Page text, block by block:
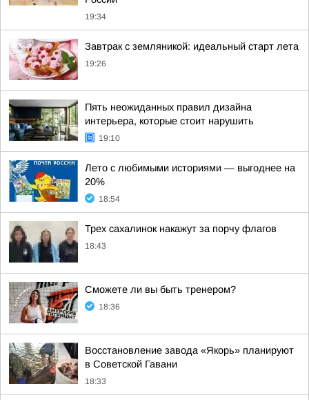
19:34
Завтрак с земляникой: идеальный старт лета
19:26
Пять неожиданных правил дизайна
интерьера, которые стоит нарушить
19:10
Лето с любимыми историями — выгоднее на
20%
18:54
Трех сахалинок накажут за порчу флагов
18:43
Сможете ли вы быть тренером?
18:36
Восстановление завода «Якорь» планируют
в Советской Гавани
18:33